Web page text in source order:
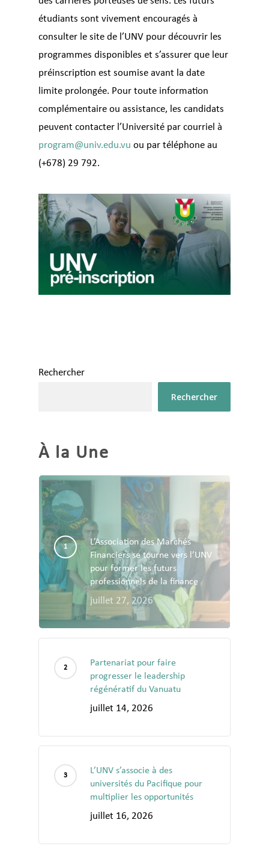
étudiants sont vivement encouragés à
consulter le site de l’UNV pour découvrir les
programmes disponibles et s’assurer que leur
préinscription est soumise avant la date
limite prolongée. Pour toute information
complémentaire ou assistance, les candidats
peuvent contacter l’Université par courriel à
program@univ.edu.vu ou par téléphone au
(+678) 29 792.
Rechercher
Rechercher
À la Une
L’Association des Marchés
Financiers se tourne vers l’UNV
pour former les futurs
professionnels de la finance
juillet 27, 2026
Partenariat pour faire
progresser le leadership
régénératif du Vanuatu
juillet 14, 2026
L’UNV s’associe à des
universités du Pacifique pour
multiplier les opportunités
juillet 16, 2026